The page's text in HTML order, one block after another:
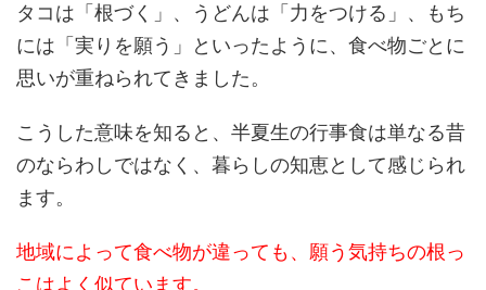
タコは「根づく」、うどんは「力をつける」、もち
には「実りを願う」といったように、食べ物ごとに
思いが重ねられてきました。
こうした意味を知ると、半夏生の行事食は単なる昔
のならわしではなく、暮らしの知恵として感じられ
ます。
地域によって食べ物が違っても、願う気持ちの根っ
こはよく似ています。